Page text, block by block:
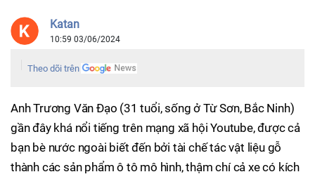
Katan
10:59 03/06/2024
Theo dõi trên
Anh Trương Văn Đạo (31 tuổi, sống ở Từ Sơn, Bắc Ninh)
gần đây khá nổi tiếng trên mạng xã hội Youtube, được cả
bạn bè nước ngoài biết đến bởi tài chế tác vật liệu gỗ
thành các sản phẩm ô tô mô hình, thậm chí cả xe có kích